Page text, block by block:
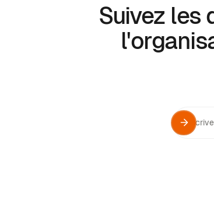
Suivez les